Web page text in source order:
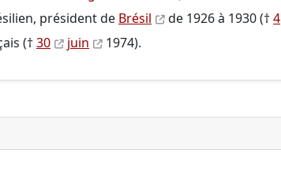
président de Brésil de 1926 à 1930 (†4
(†30 juin 1974).